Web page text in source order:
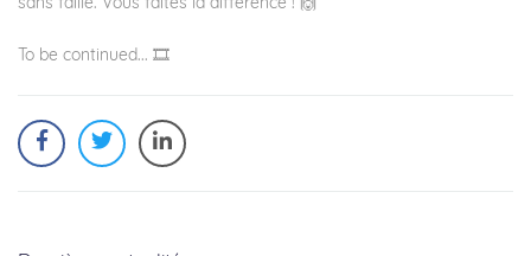
sans faille. Vous faites la différence ! 🙌
To be continued... 🎞